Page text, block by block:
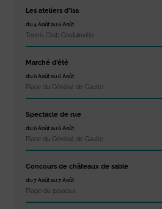
Les ateliers d’Isa
du 4 Août au 6 Août
Tennis Club Coutainville
Marché d’été
du 6 Août au 6 Août
Place du Général de Gaulle
Spectacle de rue
du 6 Août au 6 Août
Place du Général de Gaulle
Concours de châteaux de sable
du 7 Août au 7 Août
Plage du passous